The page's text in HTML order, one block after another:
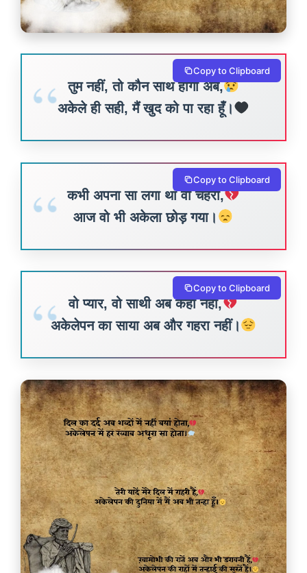
तुम नहीं, तो कौन साथ होगा अब,
अकेले ही सही, मैं खुद को पा रहा हूँ।
Copy to Clipboard
कभी अपना सा लगा था वो चेहरा,
आज वो भी अकेला छोड़ गया।
Copy to Clipboard
वो प्यार, वो साथी अब कहीं नहीं,
अकेलेपन का साया अब और गहरा नहीं।
Copy to Clipboard